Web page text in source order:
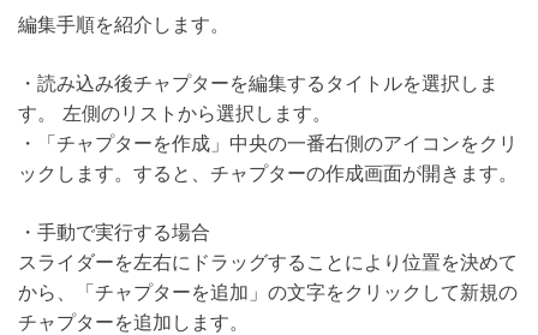
編集手順を紹介します。
・読み込み後チャプターを編集するタイトルを選択しま
す。 左側のリストから選択します。
・「チャプターを作成」中央の一番右側のアイコンをクリ
ックします。すると、チャプターの作成画面が開きます。
・手動で実行する場合
スライダーを左右にドラッグすることにより位置を決めて
から、「チャプターを追加」の文字をクリックして新規の
チャプターを追加します。